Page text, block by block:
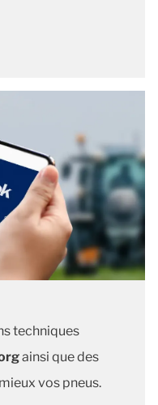
techniques
ainsi que des
mieux vos pneus.